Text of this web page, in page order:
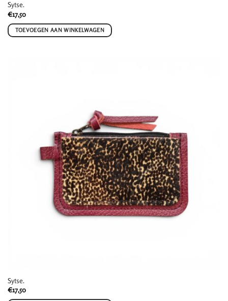
Sytse.
€17,50
TOEVOEGEN AAN WINKELWAGEN
Sytse.
€17,50